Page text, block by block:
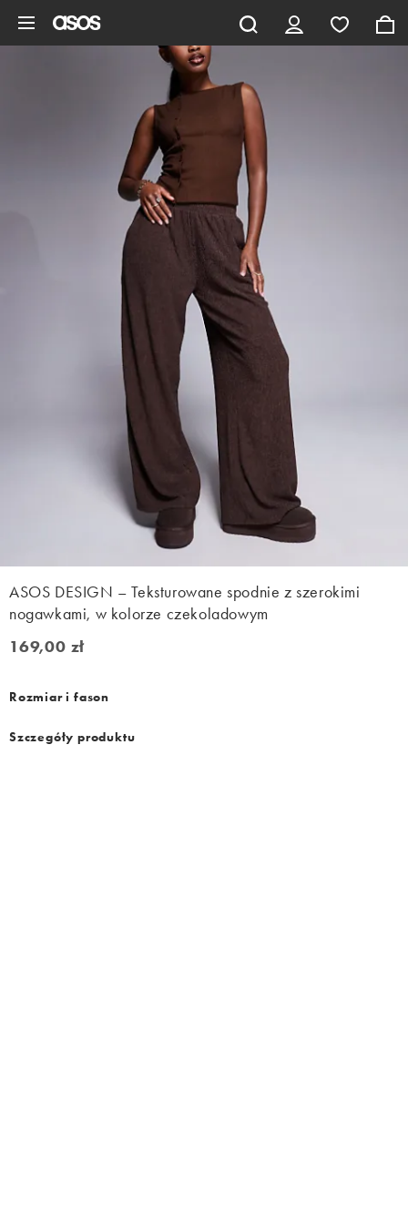
ASOS DESIGN – Teksturowane spodnie z szerokimi
nogawkami, w kolorze czekoladowym
169,00 zł
169,00 zł
Rozmiar i fason
Szczegóły produktu